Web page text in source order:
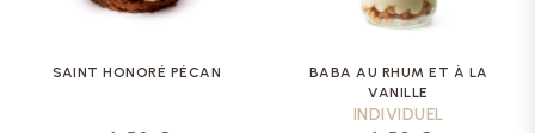
SAINT HONORÉ PÉCAN
BABA AU RHUM ET À LA
VANILLE
INDIVIDUEL